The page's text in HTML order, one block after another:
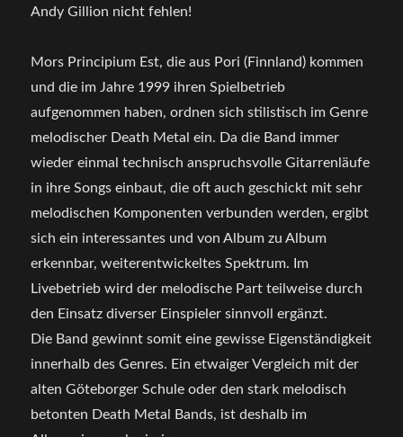
Andy Gillion nicht fehlen!
Mors Principium Est, die aus Pori (Finnland) kommen
und die im Jahre 1999 ihren Spielbetrieb
aufgenommen haben, ordnen sich stilistisch im Genre
melodischer Death Metal ein. Da die Band immer
wieder einmal technisch anspruchsvolle Gitarrenläufe
in ihre Songs einbaut, die oft auch geschickt mit sehr
melodischen Komponenten verbunden werden, ergibt
sich ein interessantes und von Album zu Album
erkennbar, weiterentwickeltes Spektrum. Im
Livebetrieb wird der melodische Part teilweise durch
den Einsatz diverser Einspieler sinnvoll ergänzt.
Die Band gewinnt somit eine gewisse Eigenständigkeit
innerhalb des Genres. Ein etwaiger Vergleich mit der
alten Göteborger Schule oder den stark melodisch
betonten Death Metal Bands, ist deshalb im